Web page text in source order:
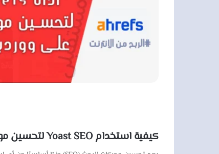
كيفية استخدام Yoast SEO لتحسين موقعك على ووردبريس